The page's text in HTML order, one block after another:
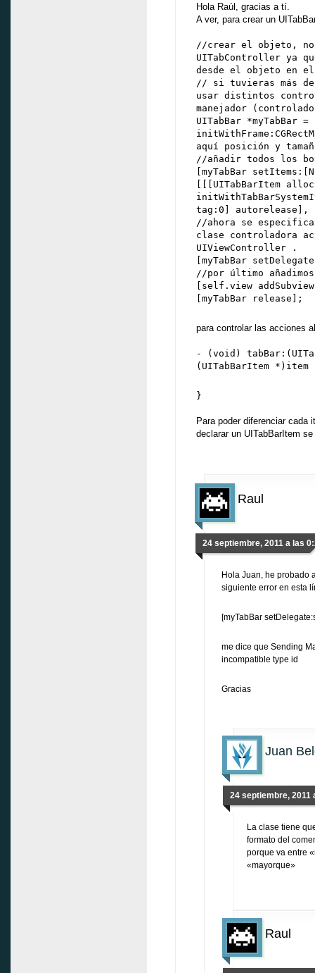
Hola Raúl, gracias a tí.
A ver, para crear un
//crear el objeto, no
UITabController ya
desde el objeto en
// si tuvieras más
usar distintos
manejador
UITabBar *myTabBar
aquí posición y
//añadir todos los
[myTabBar
[[[UITabBarItem
tag:0]
//ahora se
clase controladora
UIViewController
.
[myTabBar
//por último
[self.view
[myTabBar release];
para controlar las acciones
- (void)
(UITabBarItem *)item
}
Para poder diferenciar cada
declarar un UITabBarItem
Raul
24 septiembre, 2011 a las
Hola Juan, he probado
siguiente error en esta
[myTabBar
me dice que Sending
incompatible type id
Gracias
Juan
24 septiembre, 2011
La clase tiene
formato del
porque va entre
«mayorque»
Raul